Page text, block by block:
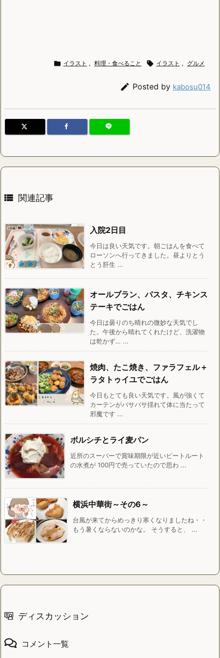
 イラスト , 料理・食べること  イラスト , グルメ
 Posted by kabosu014
 関連記事
入院2日目
今日は良い天気です。朝ごはんを食べて
ローソンへ行ってきました。昼よりとう
とう肝生 ...
オールブラン、パスタ、チキンス
テーキでごはん
今日は曇りのち晴れの微妙な天気でし
た。午後から晴れてくれたけど、洗濯物
は乾かず… ...
焼肉、たこ焼き、ファラフェル＋
ラタトゥイユでごはん
今日もとても良い天気です。風が強くて
カーテンがバサバサ揺れて体に当たって
邪魔です ...
ボルシチとライ麦パン
近所のスーパーで賞味期限が近いビートルート
の水煮が 100円で売っていたので思わ ...
横浜中華街～その6～
台風が来てからめっきり寒くなりましたね・・
もう暑くならないのかな。 そうすると、 ...
ディスカッション
コメント一覧